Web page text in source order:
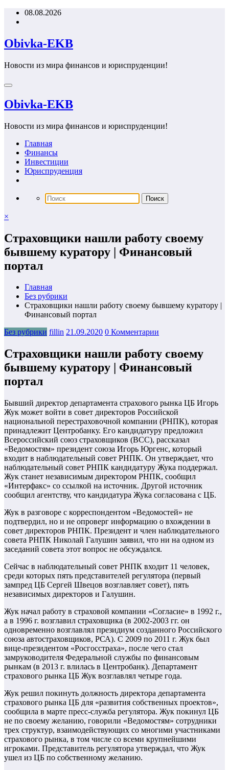
Перейти08.08.2026
Obivka-EKB
Новости из мира финансов и юриспруденции!
Obivka-EKB
Новости из мира финансов и юриспруденции!
Главная
Финансы
Инвестиции
Юриспруденция
×
Страховщики нашли работу своему
бывшему куратору | Финансовый
портал
Главная
Без рубрики
Страховщики нашли работу своему бывшему куратору |
Финансовый портал
Без рубрики fillin 21.09.2020 0 Комментарии
Страховщики нашли работу своему
бывшему куратору | Финансовый
портал
Бывший директор департамента страхового рынка ЦБ Игорь
Жук может войти в совет директоров Российской
национальной перестраховочной компании (РНПК), которая
принадлежит Центробанку. Его кандидатуру предложил
Всероссийский союз страховщиков (ВСС), рассказал
«Ведомостям» президент союза Игорь Юргенс, который
входит в наблюдательный совет РНПК. Он утверждает, что
наблюдательный совет РНПК кандидатуру Жука поддержал.
Жук станет независимым директором РНПК, сообщил
«Интерфакс» со ссылкой на источник. Другой источник
сообщил агентству, что кандидатура Жука согласована с ЦБ.
Жук в разговоре с корреспондентом «Ведомостей» не
подтвердил, но и не опроверг информацию о вхождении в
совет директоров РНПК. Президент и член наблюдательного
совета РНПК Николай Галушин заявил, что ни на одном из
заседаний совета этот вопрос не обсуждался.
Сейчас в наблюдательный совет РНПК входит 11 человек,
среди которых пять представителей регулятора (первый
зампред ЦБ Сергей Швецов возглавляет совет), пять
независимых директоров и Галушин.
Жук начал работу в страховой компании «Согласие» в 1992 г.,
а в 1996 г. возглавил страховщика (в 2002-2003 гг. он
одновременно возглавлял президиум созданного Российского
союза автостраховщиков, РСА). С 2009 по 2011 г. Жук был
вице-президентом «Росгосстраха», после чего стал
замруководителя Федеральной службы по финансовым
рынкам (в 2013 г. влилась в Центробанк). Департамент
страхового рынка ЦБ Жук возглавлял четыре года.
Жук решил покинуть должность директора департамента
страхового рынка ЦБ для «развития собственных проектов»,
сообщила в марте пресс-служба регулятора. Жук покинул ЦБ
не по своему желанию, говорили «Ведомостям» сотрудники
трех структур, взаимодействующих со многими участниками
страхового рынка, в том числе со всеми крупнейшими
игроками. Представитель регулятора утверждал, что Жук
ушел из ЦБ по собственному желанию.